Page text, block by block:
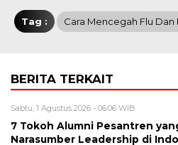
Tag : Cara Mencegah Flu Dan
BERITA TERKAIT
Sabtu, 1 Agustus 2026 - 06:06 WIB
7 Tokoh Alumni Pesantren
Narasumber Leadership di